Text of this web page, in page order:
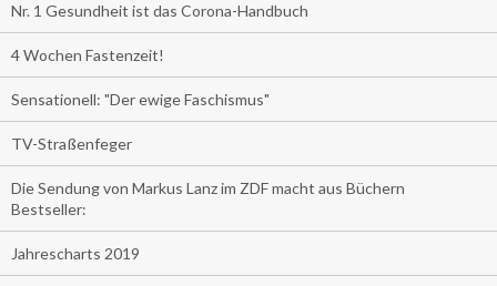
Nr. 1 Gesundheit ist das Corona-Handbuch
4 Wochen Fastenzeit!
Sensationell: "Der ewige Faschismus"
TV-Straßenfeger
Die Sendung von Markus Lanz im ZDF macht aus Büchern
Bestseller:
Jahrescharts 2019